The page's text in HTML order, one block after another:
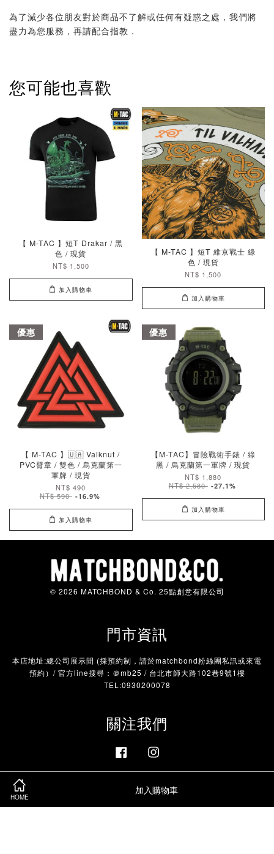
HOME
加入購物車
為了減少各位朋友對於商品不了解或任何有疑惑之處，我們將
盡力為您服務，再請配合指教．
您可能也喜歡
【 M-TAC 】短T Drakar / 黑
色 / 現貨
NT$ 1,500
加入購物車
【 M-TAC 】短T 維京戰士 綠
色 / 現貨
NT$ 1,500
加入購物車
優惠
【 M-TAC 】🇺🇦 Valknut /
PVC臂章 / 雙色 / 烏克蘭第一
軍牌 / 現貨
NT$ 490
NT$ 590 -16.9%
加入購物車
優惠
【M-TAC】冒險戰術手錶 / 綠
黑 / 烏克蘭第一軍牌 / 現貨
NT$ 1,880
NT$ 2,580 -27.1%
加入購物車
© 2026 MATCHBOND & Co. 25點創意有限公司
門市資訊
本店地址:總公司展示間 (採預約制，請於matchbond粉絲團私訊或來電
預約）/ 官方line搜尋：＠mb25 / 台北市師大路102巷9號1樓
TEL:0930200078
關注我們
Facebook
Visa Master